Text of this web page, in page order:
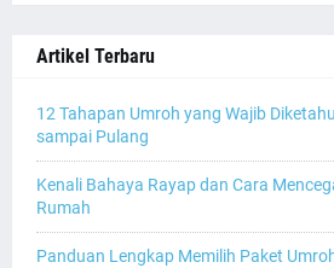
Artikel Terbaru
12 Tahapan Umroh yang Wajib
sampai Pulang
Kenali Bahaya Rayap dan Cara
Rumah
Panduan Lengkap Memilih Paket